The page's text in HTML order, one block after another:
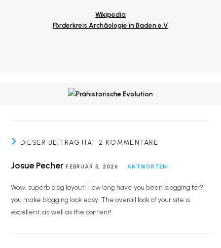
Wikipedia
Förderkreis Archäologie in Baden e.V
DIESER BEITRAG HAT 2 KOMMENTARE
Josue Pecher FEBRUAR 3, 2026 ANTWORTEN
Wow, superb blog layout! How long have you been blogging for?
you make blogging look easy. The overall look of your site is
excellent, as well as the content!